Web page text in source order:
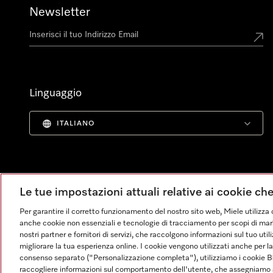
Newsletter
Linguaggio
ITALIANO
Le tue impostazioni attuali relative ai cookie
Per garantire il corretto funzionamento del nostro sito web, Miele
anche cookie non essenziali e tecnologie di tracciamento per scopi di
nostri partner e fornitori di servizi, che raccolgono informazioni sul tuo
migliorare la tua esperienza online. I cookie vengono utilizzati anche per
consenso separato ("Personalizzazione completa"), utilizziamo i cookie
raccogliere informazioni sul comportamento dell'utente, che